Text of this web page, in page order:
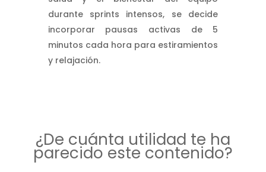
durante sprints intensos, se decide
incorporar pausas activas de 5
minutos cada hora para estiramientos
y relajación.
¿De cuánta utilidad te ha
parecido este contenido?